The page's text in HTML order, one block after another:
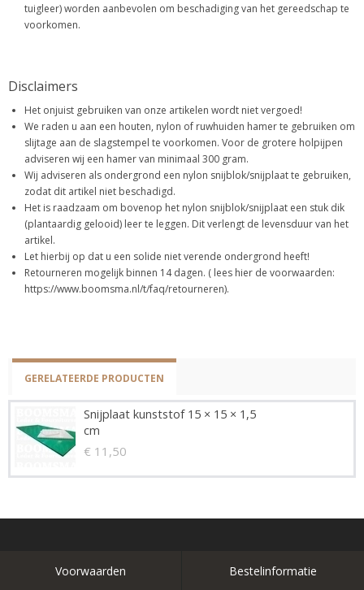
tuigleer) worden aanbevolen om beschadiging van het gereedschap te
voorkomen.
Disclaimers
Het onjuist gebruiken van onze artikelen wordt niet vergoed!
We raden u aan een houten, nylon of ruwhuiden hamer te gebruiken om
slijtage aan de slagstempel te voorkomen. Voor de grotere holpijpen
adviseren wij een hamer van minimaal 300 gram.
Wij adviseren als ondergrond een nylon snijblok/snijplaat te gebruiken,
zodat dit artikel niet beschadigd.
Het is raadzaam om bovenop het nylon snijblok/snijplaat een stuk dik
(plantaardig gelooid) leer te leggen. Dit verlengt de levensduur van het
artikel.
Let hierbij op dat u een solide niet verende ondergrond heeft!
Retourneren mogelijk binnen 14 dagen. ( lees hier de voorwaarden:
https://www.boomsma.nl/t/faq/retourneren).
GERELATEERDE PRODUCTEN
Snijplaat kunststof 15 × 15 × 1,5
cm
€ 11,50
Voorwaarden Bestelinformatie